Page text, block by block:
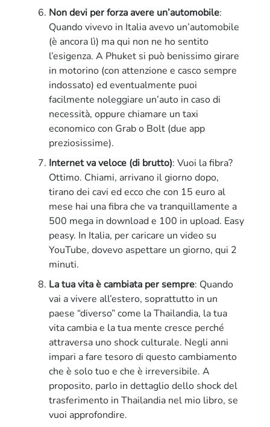
Non devi per forza avere un’automobile:
Quando vivevo in Italia avevo un’automobile
(è ancora lì) ma qui non ne ho sentito
l’esigenza. A Phuket si può benissimo girare
in motorino (con attenzione e casco sempre
indossato) ed eventualmente puoi
facilmente noleggiare un’auto in caso di
necessità, oppure chiamare un taxi
economico con Grab o Bolt (due app
preziosissime).
Internet va veloce (di brutto): Vuoi la fibra?
Ottimo. Chiami, arrivano il giorno dopo,
tirano dei cavi ed ecco che con 15 euro al
mese hai una fibra che va tranquillamente a
500 mega in download e 100 in upload. Easy
peasy. In Italia, per caricare un video su
YouTube, dovevo aspettare un giorno, qui 2
minuti.
La tua vita è cambiata per sempre: Quando
vai a vivere all’estero, soprattutto in un
paese “diverso” come la Thailandia, la tua
vita cambia e la tua mente cresce perché
attraversa uno shock culturale. Negli anni
impari a fare tesoro di questo cambiamento
che è solo tuo e che è irreversibile. A
proposito, parlo in dettaglio dello shock del
trasferimento in Thailandia nel mio libro, se
vuoi approfondire.